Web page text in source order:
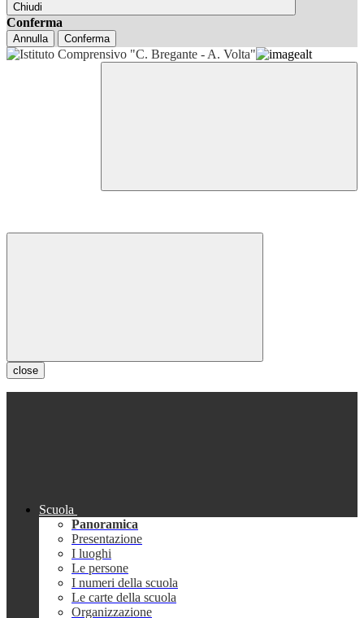
Chiudi
Conferma
Annulla Conferma
close
Scuola
Panoramica
Presentazione
I luoghi
Le persone
I numeri della scuola
Le carte della scuola
Organizzazione